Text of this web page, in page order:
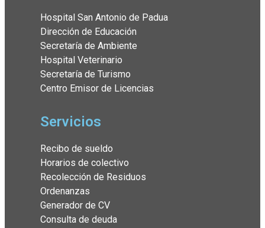
Hospital San Antonio de Padua
Dirección de Educación
Secretaría de Ambiente
Hospital Veterinario
Secretaría de Turismo
Centro Emisor de Licencias
Servicios
Recibo de sueldo
Horarios de colectivo
Recolección de Residuos
Ordenanzas
Generador de CV
Consulta de deuda